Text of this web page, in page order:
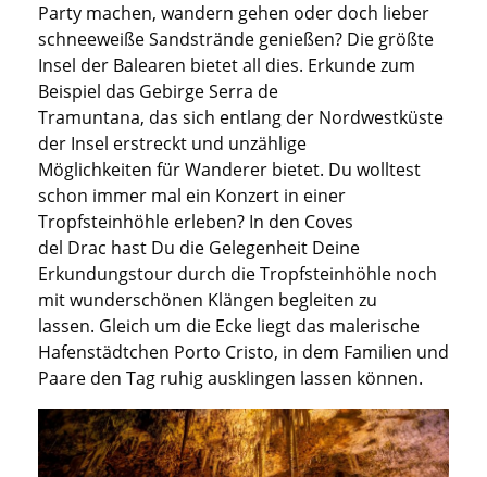
Party machen, wandern gehen oder doch lieber
schneeweiße Sandstrände genießen? Die größte
Insel der Balearen bietet all dies. Erkunde zum
Beispiel das Gebirge Serra de
Tramuntana, das sich entlang der Nordwestküste
der Insel erstreckt und unzählige
Möglichkeiten fürWanderer bietet. Du wolltest
schon immer mal ein Konzert in einer
Tropfsteinhöhle erleben? In den Coves
del Drac hast Du die Gelegenheit Deine
Erkundungstour durch die Tropfsteinhöhle noch
mit wunderschönen Klängen begleiten zu
lassen. Gleich um die Ecke liegt das malerische
Hafenstädtchen Porto Cristo, in dem Familien und
Paare den Tag ruhig ausklingen lassen können.